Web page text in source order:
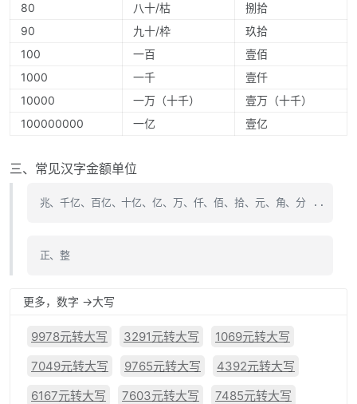
80
八十/枯
捌拾
90
九十/枠
玖拾
100
一百
壹佰
1000
一千
壹仟
10000
一万（十千）
壹万（十千）
100000000
一亿 壹亿
三、常见汉字金额单位
兆、千亿、百亿、十亿、亿、万、仟、佰、拾、元、角、分 ..
正、整
更多，数字 ->大写
9978元转大写 3291元转大写
1069元转大写
7049元转大写
9765元转大写
4392元转大写
6167元转大写
7603元转大写
7485元转大写